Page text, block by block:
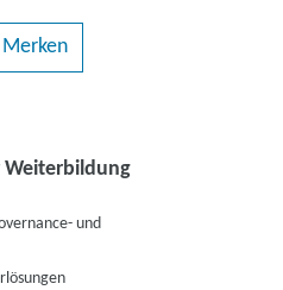
Merken
Weiterbildung
und